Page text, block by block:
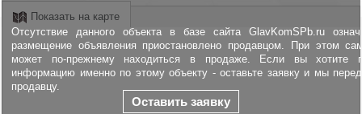
Отсутствие данного объекта в базе сайта GlavKomSPb.ru
размещение объявления приостановлено продавцом. При этом
может по-прежнему находиться в продаже. Если вы хотите
информацию именно по этому объекту - оставьте заявку и мы
продавцу.
Оставить заявку
Показать на карте